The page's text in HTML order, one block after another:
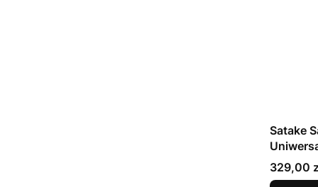
Satake
Uniwersalny
21 cm
Cena
329,00